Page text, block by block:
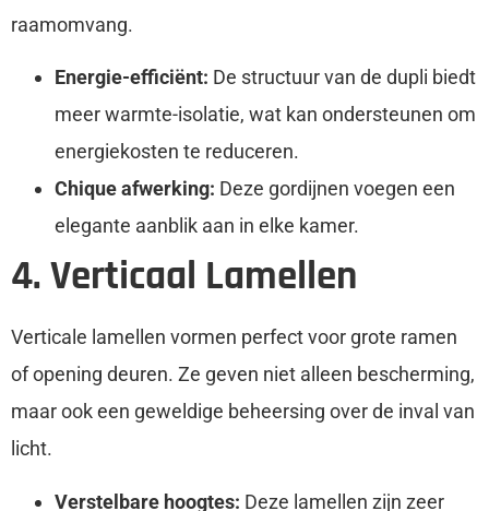
raamomvang.
Energie-efficiënt: De structuur van de dupli biedt
meer warmte-isolatie, wat kan ondersteunen om
energiekosten te reduceren.
Chique afwerking: Deze gordijnen voegen een
elegante aanblik aan in elke kamer.
4. Verticaal Lamellen
Verticale lamellen vormen perfect voor grote ramen
of opening deuren. Ze geven niet alleen bescherming,
maar ook een geweldige beheersing over de inval van
licht.
Verstelbare hoogtes: Deze lamellen zijn zeer